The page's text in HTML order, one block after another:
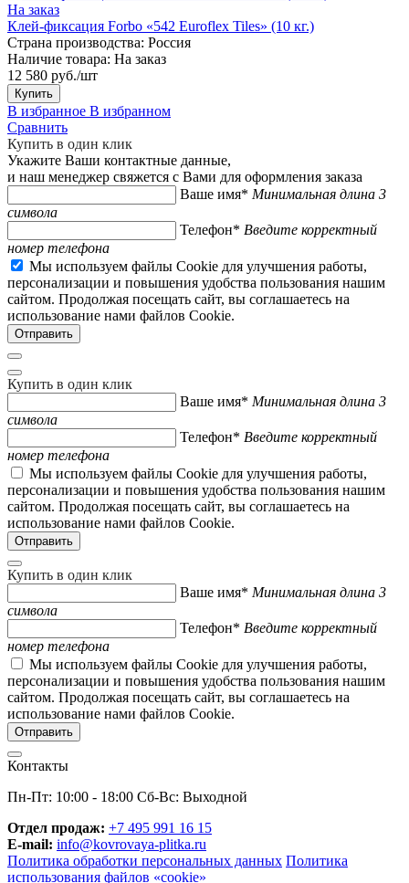
На заказ
Клей-фиксация Forbo «542 Euroflex Tiles» (10 кг.)
Страна производства: Россия
Наличие товара: На заказ
12 580 руб./шт
Купить
В избранное В избранном
Сравнить
Купить в один клик
Укажите Ваши контактные данные,
и наш менеджер свяжется с Вами для оформления заказа
Ваше имя* Минимальная длина 3
символа
Телефон* Введите корректный
номер телефона
Мы используем файлы Cookie для улучшения работы,
персонализации и повышения удобства пользования нашим
сайтом. Продолжая посещать сайт, вы соглашаетесь на
использование нами файлов Cookie.
Купить в один клик
Ваше имя* Минимальная длина 3
символа
Телефон* Введите корректный
номер телефона
Мы используем файлы Cookie для улучшения работы,
персонализации и повышения удобства пользования нашим
сайтом. Продолжая посещать сайт, вы соглашаетесь на
использование нами файлов Cookie.
Купить в один клик
Ваше имя* Минимальная длина 3
символа
Телефон* Введите корректный
номер телефона
Мы используем файлы Cookie для улучшения работы,
персонализации и повышения удобства пользования нашим
сайтом. Продолжая посещать сайт, вы соглашаетесь на
использование нами файлов Cookie.
Контакты
Пн-Пт: 10:00 - 18:00 Сб-Вс: Выходной
Отдел продаж: +7 495 991 16 15
E-mail: info@kovrovaya-plitka.ru
Политика обработки персональных данных Политика
использования файлов «cookie»